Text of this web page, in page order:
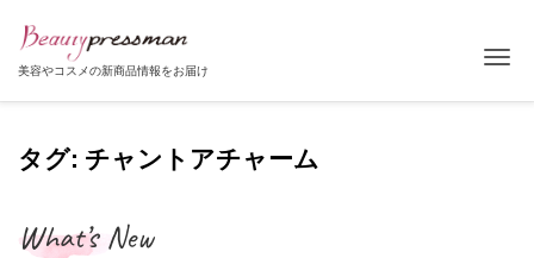
美容やコスメの新商品情報をお届け
タグ: チャントアチャーム
What’s New